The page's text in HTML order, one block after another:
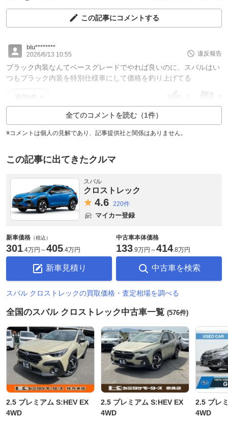
この記事にコメントする
blu********
2026/6/13 10:55
違反報告
ブラック内装なんてベースグレードでやれば良いのに、スバルはい
つもブラック内装を特別仕様車にして価格を釣り上げてる
全てのコメントを読む（1件）
※コメントは個人の見解であり、記事提供社と関係はありません。
この記事に出てきたクルマ
スバル
クロストレック
4.6 220件
マイカー登録
新車価格 （税込）
301.4万円 ～405.4万円
新車見積り
中古車本体価格
133.9万円 ～414.8万円
中古車を検索
スバル クロストレックの買取価格・査定相場を調べる
全国のスバル クロストレック中古車一覧 (576件)
2.5 プレミアム S:HEV EX
4WD
2.5 プレミアム S:HEV EX
4WD
2.5 プレ
4WD